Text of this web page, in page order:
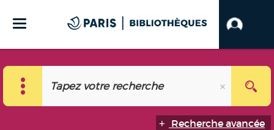
Recherche avancée